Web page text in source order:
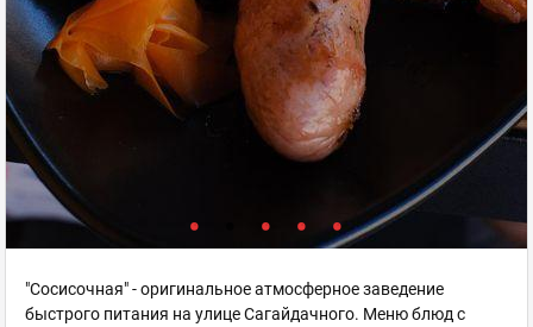
"Сосисочная" - оригинальное атмосферное заведение
быстрого питания на улице Сагайдачного. Меню блюд с